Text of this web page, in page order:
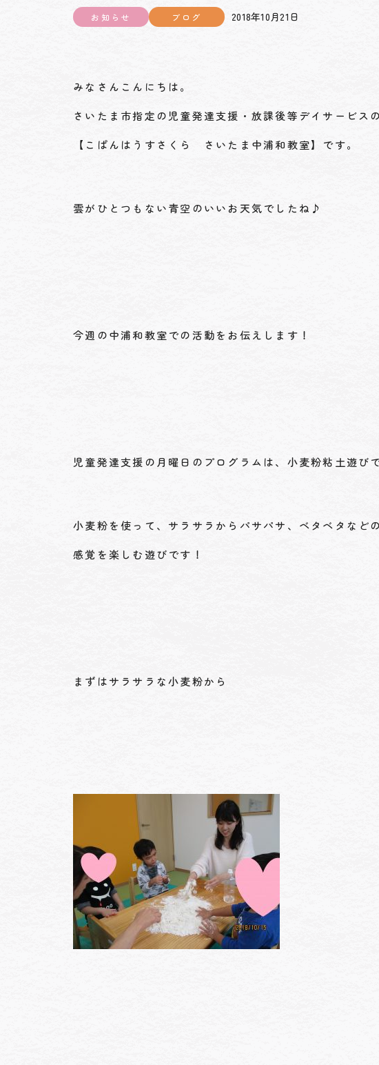
お知らせ ブログ 2018年10月21日
みなさんこんにちは。
さいたま市指定の児童発達支援・放課後等デイサービス
【こぱんはうすさくら さいたま中浦和教室】です。
雲がひとつもない青空のいいお天気でしたね♪
今週の中浦和教室での活動をお伝えします！
児童発達支援の月曜日のプログラムは、小麦粉粘土遊び
小麦粉を使って、サラサラからパサパサ、ベタベタなど
感覚を楽しむ遊びです！
まずはサラサラな小麦粉から